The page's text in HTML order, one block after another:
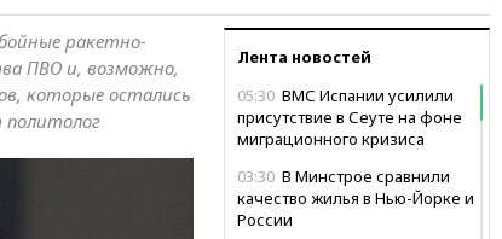
Лента новостей
05:30 ВМС Испании усилили
присутствие в Сеуте на фоне
миграционного кризиса
03:30 В Минстрое сравнили
качество жилья в Нью-Йорке и
России
ракетно-
ПВО и, возможно,
которые остались